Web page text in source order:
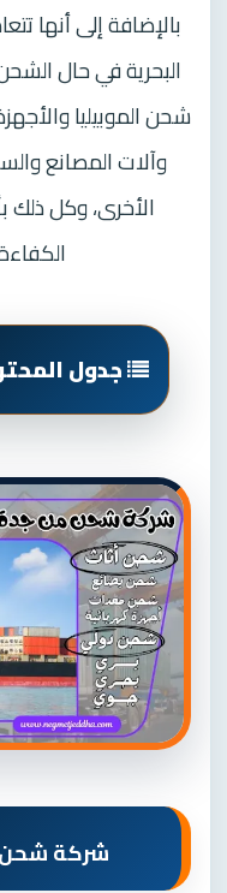
بالإضافة إلى أنها
البحرية في حال
شحن الموبيليا
وآلات المصانع
الأخرى، وكل ذلك
جدول
شركة شحن